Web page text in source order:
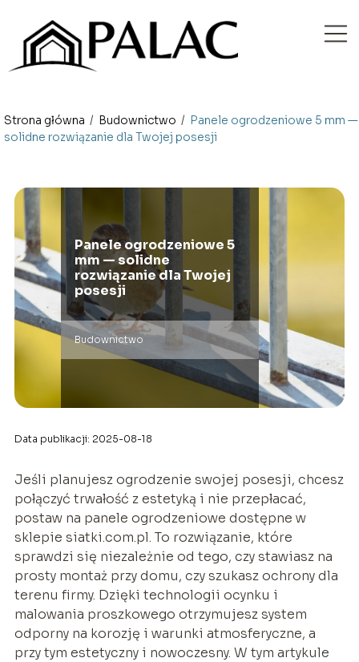
Strona główna / Budownictwo / Panele ogrodzeniowe 5 mm —
solidne rozwiązanie dla Twojej posesji
Panele ogrodzeniowe 5
mm — solidne
rozwiązanie dla Twojej
posesji
Budownictwo
Data publikacji: 2025-08-18
Jeśli planujesz ogrodzenie swojej posesji, chcesz
połączyć trwałość z estetyką i nie przepłacać,
postaw na panele ogrodzeniowe dostępne w
sklepie siatki.com.pl. To rozwiązanie, które
sprawdzi się niezależnie od tego, czy stawiasz na
prosty montaż przy domu, czy szukasz ochrony dla
terenu firmy. Dzięki technologii ocynku i
malowania proszkowego otrzymujesz system
odporny na korozję i warunki atmosferyczne, a
przy tym estetyczny i nowoczesny. W tym artykule